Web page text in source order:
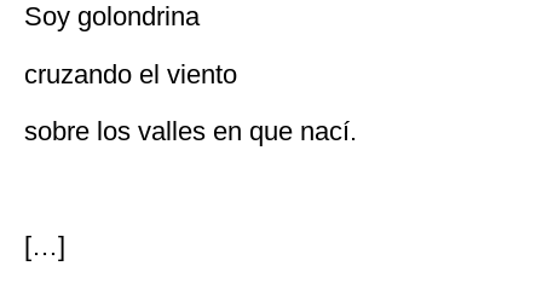
Soy golondrina
cruzando el viento
sobre los valles en que nací.
[…]